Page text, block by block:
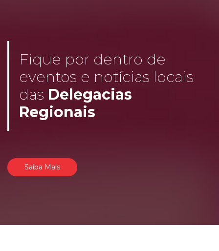
Fique por dentro de
eventos e notícias locais
das Delegacias
Regionais
Saiba Mais